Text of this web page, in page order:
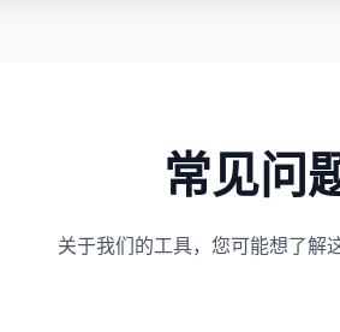
常见问
关于我们的工具，您可能想了解